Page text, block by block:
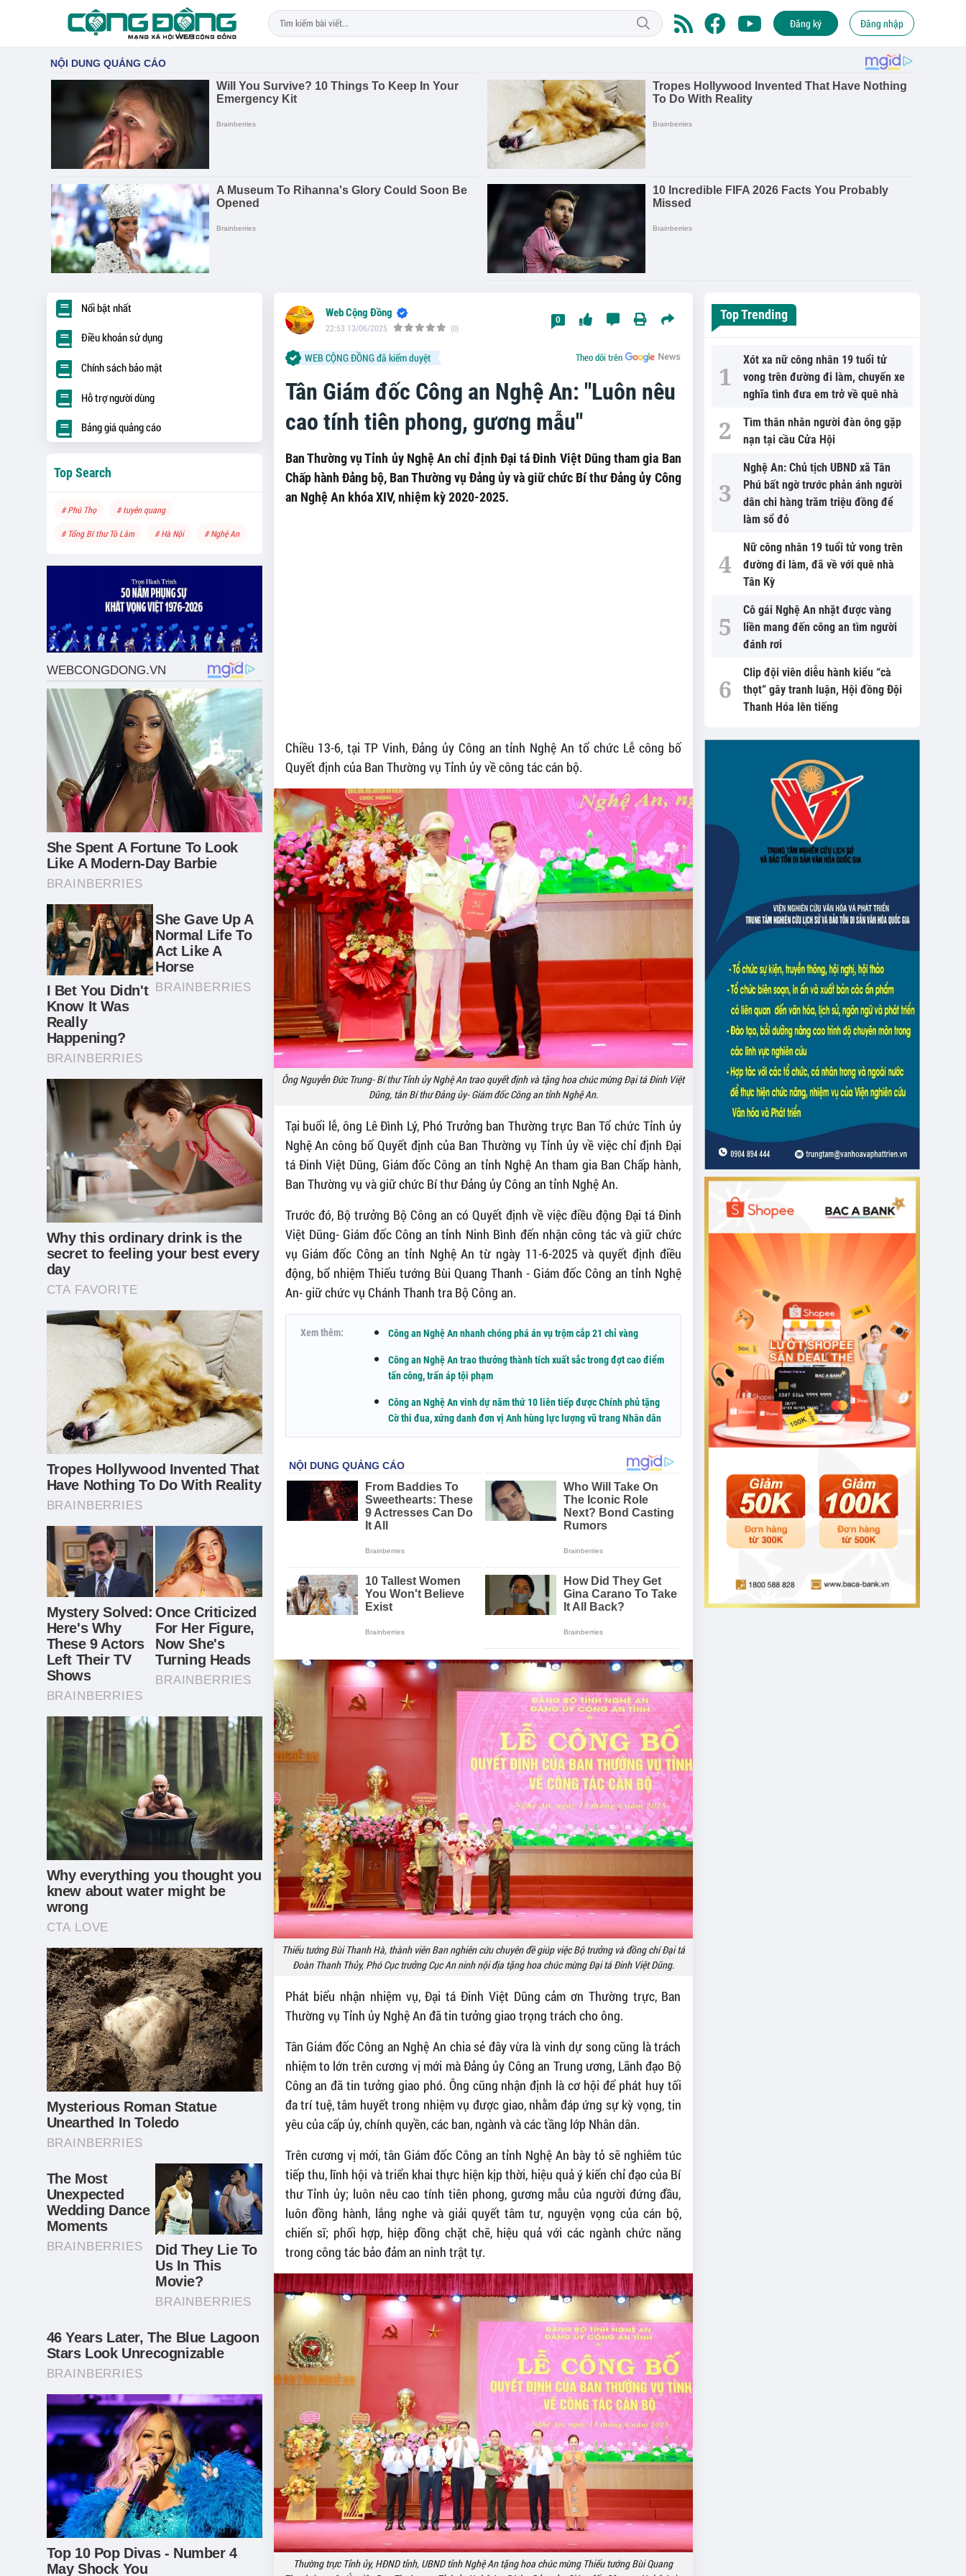
Đăng ký Đăng nhập
Tân Giám đốc Công an Nghệ An: "Luôn nêu
cao tính tiên phong, gương mẫu"
Ban Thường vụ Tỉnh ủy Nghệ An chỉ định Đại tá Đinh Việt Dũng tham gia Ban
Chấp hành Đảng bộ, Ban Thường vụ Đảng ủy và giữ chức Bí thư Đảng ủy Công
an Nghệ An khóa XIV, nhiệm kỳ 2020-2025.
Web Cộng Đồng
22:53 13/06/2025 (0)
0
Theo dõi trên
WEB CỘNG ĐỒNG đã kiểm duyệt
Chiều 13-6, tại TP Vinh, Đảng ủy Công an tỉnh Nghệ An tổ chức Lễ công bố
Quyết định của Ban Thường vụ Tỉnh ủy về công tác cán bộ.
Ông Nguyễn Đức Trung- Bí thư Tỉnh ủy Nghệ An trao quyết định và tặng hoa chúc mừng Đại tá Đinh Việt
Dũng, tân Bí thư Đảng ủy- Giám đốc Công an tỉnh Nghệ An.
Tại buổi lễ, ông Lê Đình Lý, Phó Trưởng ban Thường trực Ban Tổ chức Tỉnh ủy
Nghệ An công bố Quyết định của Ban Thường vụ Tỉnh ủy về việc chỉ định Đại
tá Đinh Việt Dũng, Giám đốc Công an tỉnh Nghệ An tham gia Ban Chấp hành,
Ban Thường vụ và giữ chức Bí thư Đảng ủy Công an tỉnh Nghệ An.
Trước đó, Bộ trưởng Bộ Công an có Quyết định về việc điều động Đại tá Đinh
Việt Dũng- Giám đốc Công an tỉnh Ninh Bình đến nhận công tác và giữ chức
vụ Giám đốc Công an tỉnh Nghệ An từ ngày 11-6-2025 và quyết định điều
động, bổ nhiệm Thiếu tướng Bùi Quang Thanh - Giám đốc Công an tỉnh Nghệ
An- giữ chức vụ Chánh Thanh tra Bộ Công an.
Xem thêm: Công an Nghệ An nhanh chóng phá án vụ trộm cắp 21 chỉ vàng
Công an Nghệ An trao thưởng thành tích xuất sắc trong đợt cao điểm
tấn công, trấn áp tội phạm
Công an Nghệ An vinh dự năm thứ 10 liên tiếp được Chính phủ tặng
Cờ thi đua, xứng danh đơn vị Anh hùng lực lượng vũ trang Nhân dân
Thiếu tướng Bùi Thanh Hà, thành viên Ban nghiên cứu chuyên đề giúp việc Bộ trưởng và đồng chí Đại tá
Đoàn Thanh Thủy, Phó Cục trưởng Cục An ninh nội địa tặng hoa chúc mừng Đại tá Đinh Việt Dũng.
Phát biểu nhận nhiệm vụ, Đại tá Đinh Việt Dũng cảm ơn Thường trực, Ban
Thường vụ Tỉnh ủy Nghệ An đã tin tưởng giao trọng trách cho ông.
Tân Giám đốc Công an Nghệ An chia sẻ đây vừa là vinh dự song cũng là trách
nhiệm to lớn trên cương vị mới mà Đảng ủy Công an Trung ương, Lãnh đạo Bộ
Công an đã tin tưởng giao phó. Ông cũng nhận định là cơ hội để phát huy tối
đa trí tuệ, tâm huyết trong nhiệm vụ được giao, nhằm đáp ứng sự kỳ vọng, tin
yêu của cấp ủy, chính quyền, các ban, ngành và các tầng lớp Nhân dân.
Trên cương vị mới, tân Giám đốc Công an tỉnh Nghệ An bày tỏ sẽ nghiêm túc
tiếp thu, lĩnh hội và triển khai thực hiện kịp thời, hiệu quả ý kiến chỉ đạo của Bí
thư Tỉnh ủy; luôn nêu cao tính tiên phong, gương mẫu của người đứng đầu,
luôn đồng hành, lắng nghe và giải quyết tâm tư, nguyện vọng của cán bộ,
chiến sĩ; phối hợp, hiệp đồng chặt chẽ, hiệu quả với các ngành chức năng
trong công tác bảo đảm an ninh trật tự.
Thường trực Tỉnh ủy, HĐND tỉnh, UBND tỉnh Nghệ An tặng hoa chúc mừng Thiếu tướng Bùi Quang
Nổi bật nhất
Điều khoản sử dụng
Chính sách bảo mật
Hỗ trợ người dùng
Bảng giá quảng cáo
Top Search
# Phú Thọ # tuyên quang
# Tổng Bí thư Tô Lâm # Hà Nội # Nghệ An
Top Trending
Xót xa nữ công nhân 19 tuổi tử
vong trên đường đi làm, chuyến xe
nghĩa tình đưa em trở về quê nhà
Tìm thân nhân người đàn ông gặp
nạn tại cầu Cửa Hội
Nghệ An: Chủ tịch UBND xã Tân
Phú bất ngờ trước phản ánh người
dân chi hàng trăm triệu đồng để
làm sổ đỏ
Nữ công nhân 19 tuổi tử vong trên
đường đi làm, đã về với quê nhà
Tân Kỳ
Cô gái Nghệ An nhặt được vàng
liền mang đến công an tìm người
đánh rơi
Clip đội viên diễu hành kiểu “cà
thọt” gây tranh luận, Hội đồng Đội
Thanh Hóa lên tiếng